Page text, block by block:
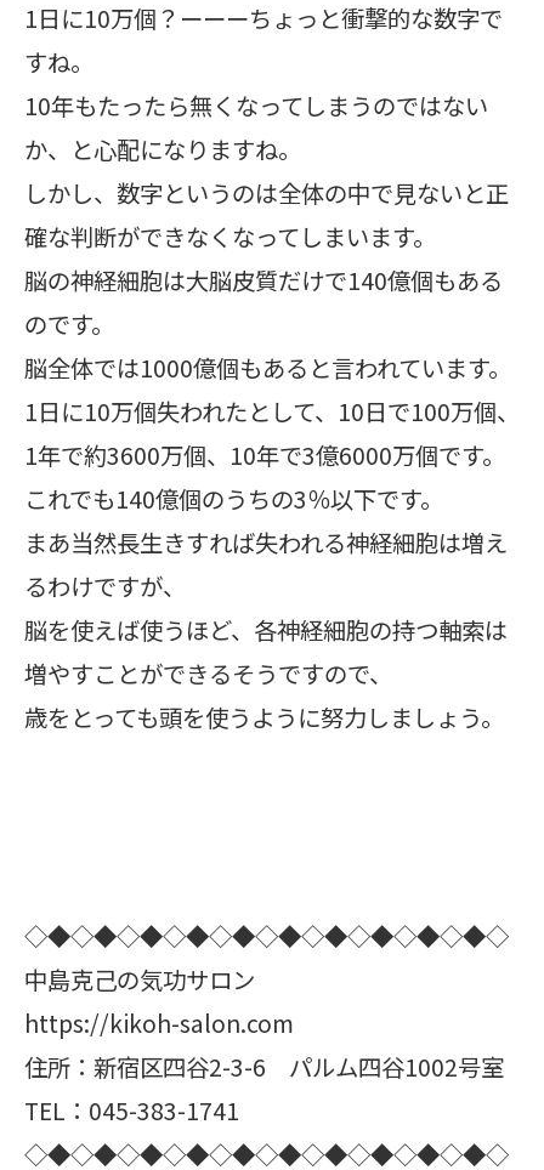
1日に10万個？ーーーちょっと衝撃的な数字で
すね。
10年もたったら無くなってしまうのではない
か、と心配になりますね。
しかし、数字というのは全体の中で見ないと正
確な判断ができなくなってしまいます。
脳の神経細胞は大脳皮質だけで140億個もある
のです。
脳全体では1000億個もあると言われています。
1日に10万個失われたとして、10日で100万個、
1年で約3600万個、10年で3億6000万個です。
これでも140億個のうちの3％以下です。
まあ当然長生きすれば失われる神経細胞は増え
るわけですが、
脳を使えば使うほど、各神経細胞の持つ軸索は
増やすことができるそうですので、
歳をとっても頭を使うように努力しましょう。
◇◆◇◆◇◆◇◆◇◆◇◆◇◆◇◆◇◆◇◆◇
中島克己の気功サロン
https://kikoh-salon.com
住所：新宿区四谷2-3-6 パルム四谷1002号室
TEL：045-383-1741
◇◆◇◆◇◆◇◆◇◆◇◆◇◆◇◆◇◆◇◆◇